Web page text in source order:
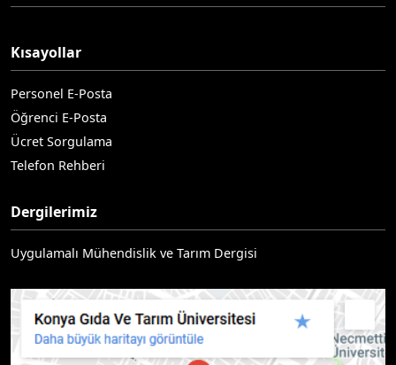
Kısayollar
Personel E-Posta
Öğrenci E-Posta
Ücret Sorgulama
Telefon Rehberi
Dergilerimiz
Uygulamalı Mühendislik ve Tarım Dergisi